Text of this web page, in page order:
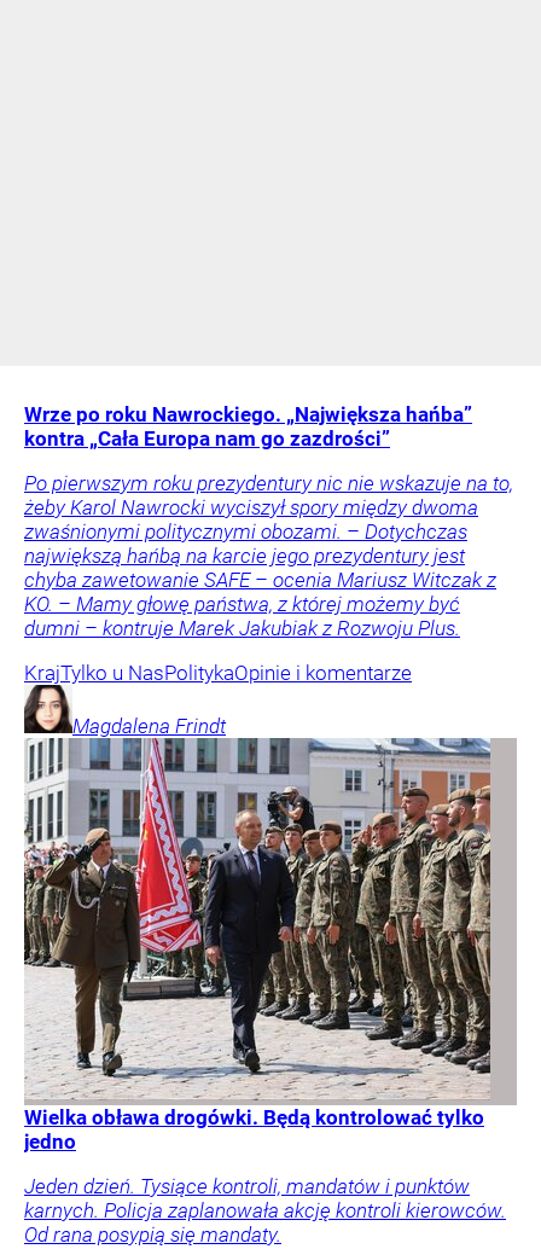
Wrze po roku Nawrockiego. „Największa hańba”
kontra „Cała Europa nam go zazdrości”
Po pierwszym roku prezydentury nic nie wskazuje na to,
żeby Karol Nawrocki wyciszył spory między dwoma
zwaśnionymi politycznymi obozami. – Dotychczas
największą hańbą na karcie jego prezydentury jest
chyba zawetowanie SAFE – ocenia Mariusz Witczak z
KO. – Mamy głowę państwa, z której możemy być
dumni – kontruje Marek Jakubiak z Rozwoju Plus.
KrajTylko u NasPolitykaOpinie i komentarze
Magdalena Frindt
Wielka obława drogówki. Będą kontrolować tylko
jedno
Jeden dzień. Tysiące kontroli, mandatów i punktów
karnych. Policja zaplanowała akcję kontroli kierowców.
Od rana posypią się mandaty.